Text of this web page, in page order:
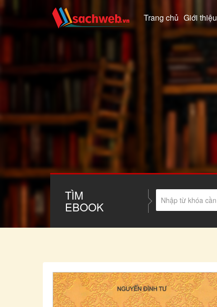
Trang chủ Giới thiệu
TÌM
EBOOK